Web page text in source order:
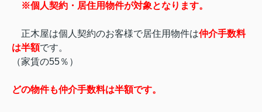
※個人契約・居住用物件が対象となります。
正木屋は個人契約のお客様で居住用物件は仲介手数料
は半額です。
（家賃の55％）
どの物件も仲介手数料は半額です。